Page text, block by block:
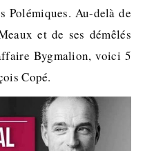
Polémiques. Au-delà de
et de ses démêlés
Bygmalion, voici 5
Copé.